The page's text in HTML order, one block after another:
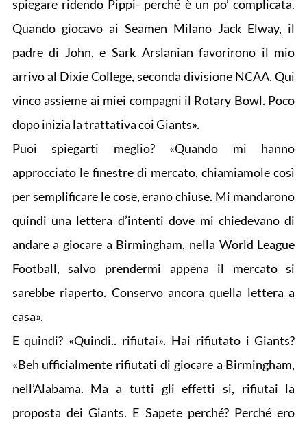
spiegare ridendo Pippi- perché è un po’ complicata.
Quando giocavo ai Seamen Milano Jack Elway, il
padre di John, e Sark Arslanian favorirono il mio
arrivo al Dixie College, seconda divisione NCAA. Qui
vinco assieme ai miei compagni il Rotary Bowl. Poco
dopo inizia la trattativa coi Giants».
Puoi spiegarti meglio? «Quando mi hanno
approcciato le finestre di mercato, chiamiamole così
per semplificare le cose, erano chiuse. Mi mandarono
quindi una lettera d’intenti dove mi chiedevano di
andare a giocare a Birmingham, nella World League
Football, salvo prendermi appena il mercato si
sarebbe riaperto. Conservo ancora quella lettera a
casa».
E quindi? «Quindi.. rifiutai». Hai rifiutato i Giants?
«Beh ufficialmente rifiutati di giocare a Birmingham,
nell’Alabama. Ma a tutti gli effetti si, rifiutai la
proposta dei Giants. E Sapete perché? Perché ero